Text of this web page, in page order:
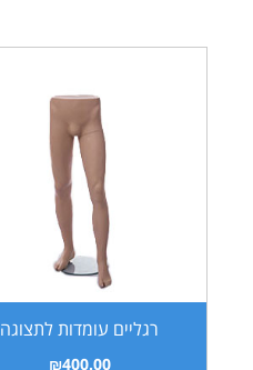
רגליים עומדות לתצוגה
₪400.00